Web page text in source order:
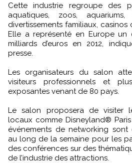
Cette industrie regroupe des
aquatiques, zoos,
divertissements familiaux,
Elle a représenté en Europe un
milliards d’euros en 2012,
presse.
Les organisateurs du salon
visiteurs professionnels et
exposantes venant de 80 pays.
Le salon proposera de visiter
locaux comme Disneyland®
événements de networking
au long de la semaine pour les
des conférences sur des
de l’industrie des attractions.